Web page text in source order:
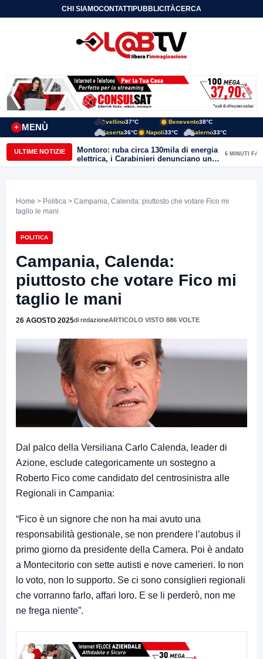
CHI SIAMOCONTATTIPUBBLICITÀCERCA
MENÙ
+
Avellino37°C Benevento38°C
Caserta36°C Napoli33°C Salerno33°C
ULTIME NOTIZIE
Montoro: ruba circa 130mila di energia
elettrica, i Carabinieri denunciano un
65enne
6 MINUTI FA
Home > Politica > Campania, Calenda: piuttosto che votare Fico mi
taglio le mani
POLITICA
Campania, Calenda:
piuttosto che votare Fico mi
taglio le mani
26 AGOSTO 2025di redazioneARTICOLO VISTO 886 VOLTE
Dal palco della Versiliana Carlo Calenda, leader di
Azione, esclude categoricamente un sostegno a
Roberto Fico come candidato del centrosinistra alle
Regionali in Campania:
“Fico è un signore che non ha mai avuto una
responsabilità gestionale, se non prendere l’autobus il
primo giorno da presidente della Camera. Poi è andato
a Montecitorio con sette autisti e nove camerieri. Io non
lo voto, non lo supporto. Se ci sono consiglieri regionali
che vorranno farlo, affari loro. E se li perderò, non me
ne frega niente”.